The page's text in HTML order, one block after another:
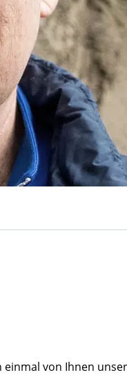
einmal von Ihnen